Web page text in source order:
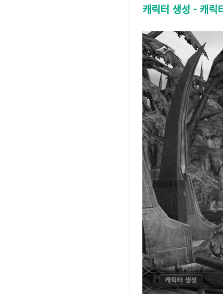
캐릭터 생성 - 캐릭